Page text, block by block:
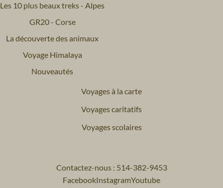
Les 10 plus beaux treks - Alpes
GR20 - Corse
La découverte des animaux
Voyage Himalaya
Nouveautés
Voyages à la carte
Voyages caritatifs
Voyages scolaires
Contactez-nous : 514-382-9453
FacebookInstagramYoutube